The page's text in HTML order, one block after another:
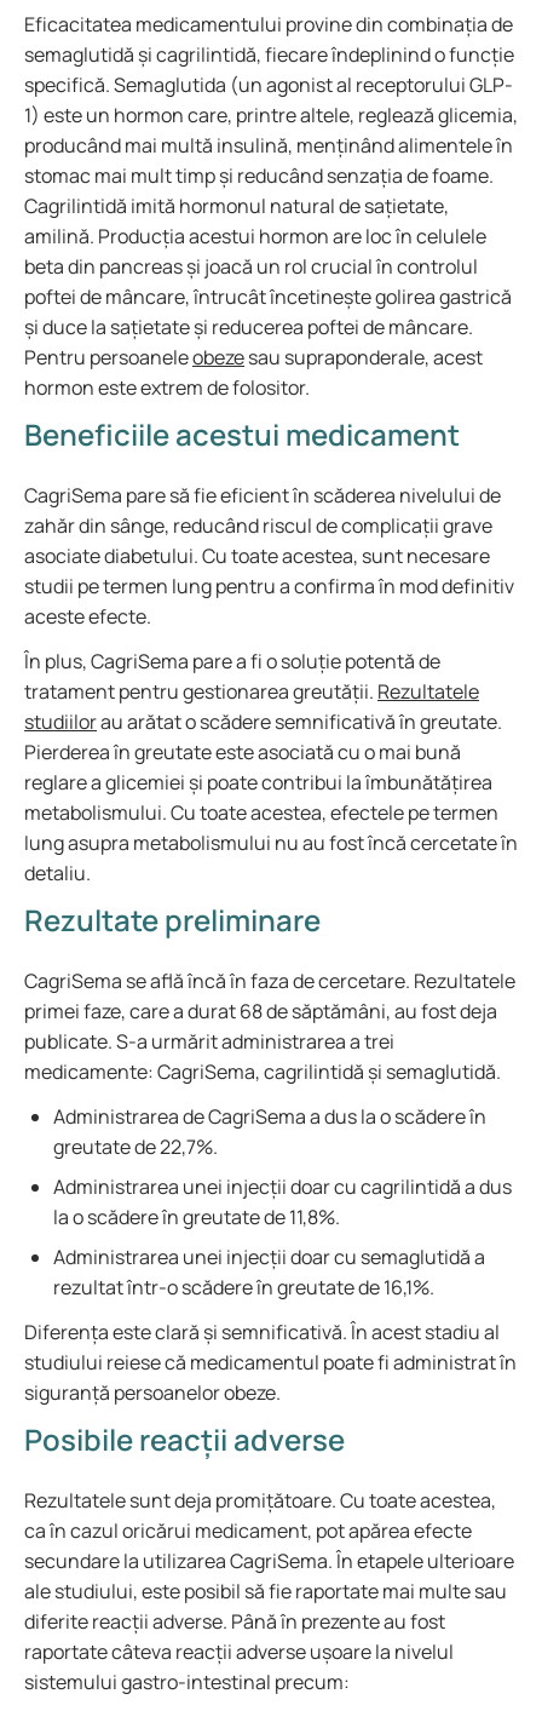
Eficacitatea medicamentului provine din combinația de
semaglutidă și cagrilintidă, fiecare îndeplinind o funcție
specifică. Semaglutida (un agonist al receptorului GLP-
1) este un hormon care, printre altele, reglează glicemia,
producând mai multă insulină, menținând alimentele în
stomac mai mult timp și reducând senzația de foame.
Cagrilintidă imită hormonul natural de sațietate,
amilină. Producția acestui hormon are loc în celulele
beta din pancreas și joacă un rol crucial în controlul
poftei de mâncare, întrucât încetinește golirea gastrică
și duce la sațietate și reducerea poftei de mâncare.
Pentru persoaneleobezesau supraponderale, acest
hormon este extrem de folositor.
Beneficiile acestui medicament
CagriSema pare să fie eficient în scăderea nivelului de
zahăr din sânge, reducând riscul de complicații grave
asociate diabetului. Cu toate acestea, sunt necesare
studii pe termen lung pentru a confirma în mod definitiv
aceste efecte.
În plus, CagriSema pare a fi o soluție potentă de
tratament pentru gestionarea greutății. Rezultatele
studiilorau arătat o scădere semnificativă în greutate.
Pierderea în greutate este asociată cu o mai bună
reglare a glicemiei și poate contribui la îmbunătățirea
metabolismului. Cu toate acestea, efectele pe termen
lung asupra metabolismului nu au fost încă cercetate în
detaliu.
Rezultate preliminare
CagriSema se află încă în faza de cercetare. Rezultatele
primei faze, care a durat 68 de săptămâni, au fost deja
publicate. S-a urmărit administrarea a trei
medicamente: CagriSema, cagrilintidă și semaglutidă.
Administrarea de CagriSema a dus la o scădere în
greutate de 22,7%.
Administrarea unei injecții doar cu cagrilintidă a dus
la o scădere în greutate de 11,8%.
Administrarea unei injecții doar cu semaglutidă a
rezultat într-o scădere în greutate de 16,1%.
Diferența este clară și semnificativă. În acest stadiu al
studiului reiese că medicamentul poate fi administrat în
siguranță persoanelor obeze.
Posibile reacții adverse
Rezultatele sunt deja promițătoare. Cu toate acestea,
ca în cazul oricărui medicament, pot apărea efecte
secundare la utilizarea CagriSema. În etapele ulterioare
ale studiului, este posibil să fie raportate mai multe sau
diferite reacții adverse. Până în prezente au fost
raportate câteva reacții adverse ușoare la nivelul
sistemului gastro-intestinal precum: